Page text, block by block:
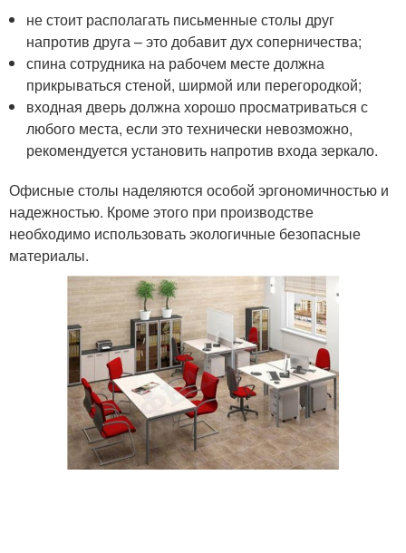
не стоит располагать письменные столы друг
напротив друга – это добавит дух соперничества;
спина сотрудника на рабочем месте должна
прикрываться стеной, ширмой или перегородкой;
входная дверь должна хорошо просматриваться с
любого места, если это технически невозможно,
рекомендуется установить напротив входа зеркало.
Офисные столы наделяются особой эргономичностью и
надежностью. Кроме этого при производстве
необходимо использовать экологичные безопасные
материалы.